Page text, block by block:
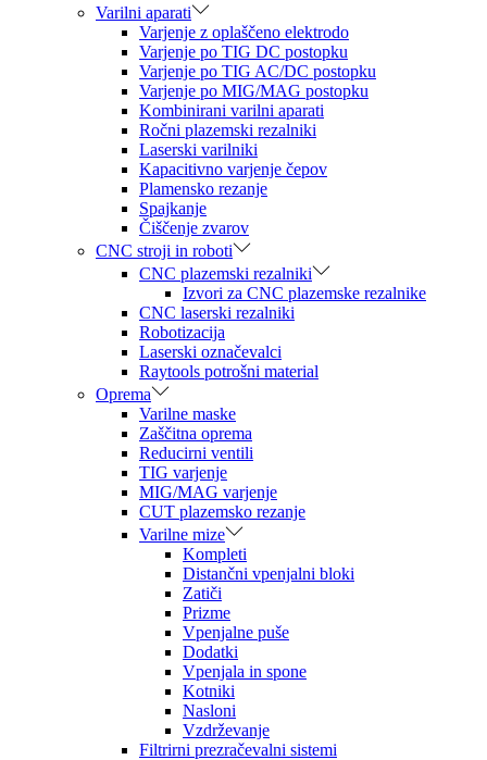
Varilni aparati
Varjenje z oplaščeno elektrodo
Varjenje po TIG DC postopku
Varjenje po TIG AC/DC postopku
Varjenje po MIG/MAG postopku
Kombinirani varilni aparati
Ročni plazemski rezalniki
Laserski varilniki
Kapacitivno varjenje čepov
Plamensko rezanje
Spajkanje
Čiščenje zvarov
CNC stroji in roboti
CNC plazemski rezalniki
Izvori za CNC plazemske rezalnike
CNC laserski rezalniki
Robotizacija
Laserski označevalci
Raytools potrošni material
Oprema
Varilne maske
Zaščitna oprema
Reducirni ventili
TIG varjenje
MIG/MAG varjenje
CUT plazemsko rezanje
Varilne mize
Kompleti
Distančni vpenjalni bloki
Zatiči
Prizme
Vpenjalne puše
Dodatki
Vpenjala in spone
Kotniki
Nasloni
Vzdrževanje
Filtrirni prezračevalni sistemi